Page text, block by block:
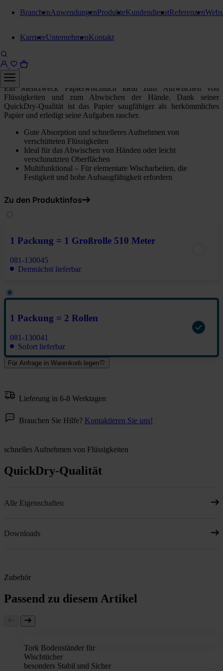
BranchenAnwendungenProdukteKundendienstReferenzen
KarriereUnternehmenKontakt
Tork starke Wischtücher
1 Packung = 2 Rollen
Ein Mehrzweck Papierwischtuch ideal zum Aufwischen von
Flüssigkeiten und zum Abwischen der Hände. Dank seiner
QuickDry-Qualität ist das Papier saugfähiger als herkömmliches
Papier und erledigt seine Aufgaben rascher.
Gute Absorption und schnelleres Aufnehmen von
verschütteten Flüssigkeiten
Ideal für das Abwischen von Händen oder leicht
verschmutzten Oberflächen
Multifunktional – Für elementare Wischarbeiten, die
Festigkeit und hohe Aufsaugfähigkeit erfordern
Zu den Produktinfos
1 Packung = 1 Großrolle 510 Meter
081-130045
Demnächst lieferbar
1 Packung = 2 Rollen
081-130041
Sofort lieferbar
Für Anfrage in Warenkorb legen
Lieferung in 6-8 Werktagen
Brauchen Sie Hilfe? Kontaktieren Sie uns!
schnelles Aufnehmen von Flüssigkeiten
QuickDry-Qualität
Alle Eigenschaften
Downloads
Zubehör
Passend zu diesem Artikel
Tork Bodenständer für
Wischtücher
besonders Stabil und Sicher